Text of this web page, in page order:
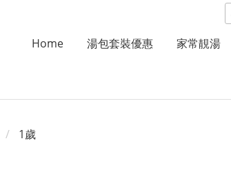
Home 湯包套裝優惠 家常靚湯
1歲